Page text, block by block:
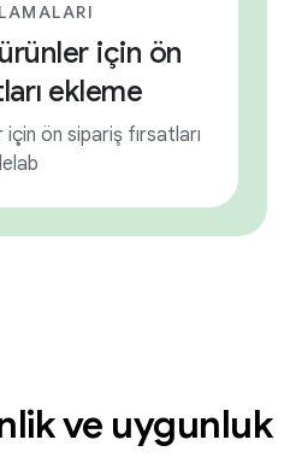
için ön
ekleme
ön sipariş fırsatları
ve uygunluk